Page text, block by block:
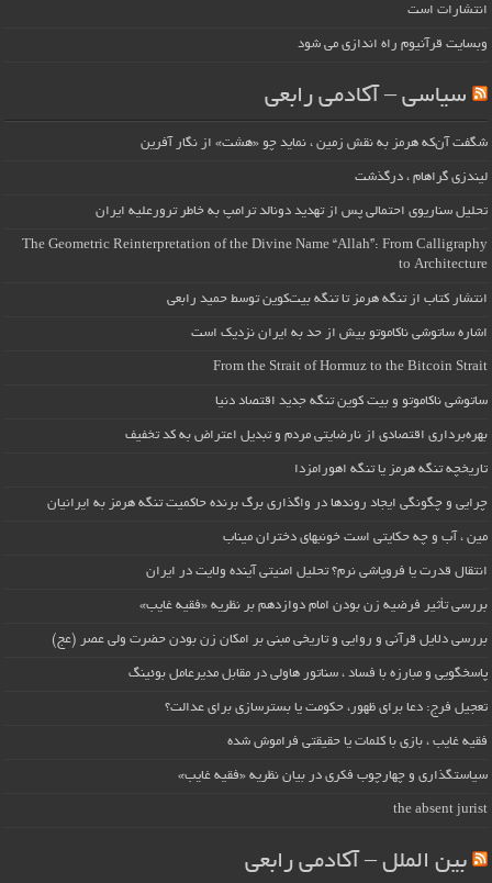
انتشارات است
وبسایت قرآنیوم راه اندازی می شود
سیاسی – آکادمی رابعی
شگفت آن‌که هرمز به نقش زمین ، نماید چو «هشت» از نگار آفرین
لیندزی گراهام ، درگذشت
تحلیل سناریوی احتمالی پس از تهدید دونالد ترامپ به خاطر ترورعلیه ایران
The Geometric Reinterpretation of the Divine Name “Allah”: From Calligraphy
to Architecture
انتشار کتاب از تنگه هرمز تا تنگه بیت‌کوین توسط حمید رابعی
اشاره ساتوشی ناکاموتو بیش از حد به ایران نزدیک است
From the Strait of Hormuz to the Bitcoin Strait
ساتوشی ناکاموتو و بیت کوین تنگه جدید اقتصاد دنیا
بهره‌برداری اقتصادی از نارضایتی مردم و تبدیل اعتراض به کد تخفیف
تاریخچه تنگه هرمز یا تنگه اهورامزدا
چرایی و چگونگی ایجاد روندها در واگذاری برگ برنده حاکمیت تنگه هرمز به ایرانیان
مین ، آب و چه حکایتی است خونبهای دختران میناب
انتقال قدرت یا فروپاشی نرم؟ تحلیل امنیتی آینده ولایت در ایران
بررسی تأثیر فرضیه زن بودن امام دوازدهم بر نظریه «فقیه غایب»
بررسی دلایل قرآنی و روایی و تاریخی مبنی بر امکان زن بودن حضرت ولی عصر (عج)
پاسخگویی و مبارزه با فساد ، سناتور هاولی در مقابل مدیرعامل بوئینگ
تعجیل فرج: دعا برای ظهور، حکومت یا بسترسازی برای عدالت؟
فقیه غایب ، بازی با کلمات یا حقیقتی فراموش شده
سیاستگذاری و چهارچوب فکری در بیان نظریه «فقیه غایب»
the absent jurist
بین الملل – آکادمی رابعی